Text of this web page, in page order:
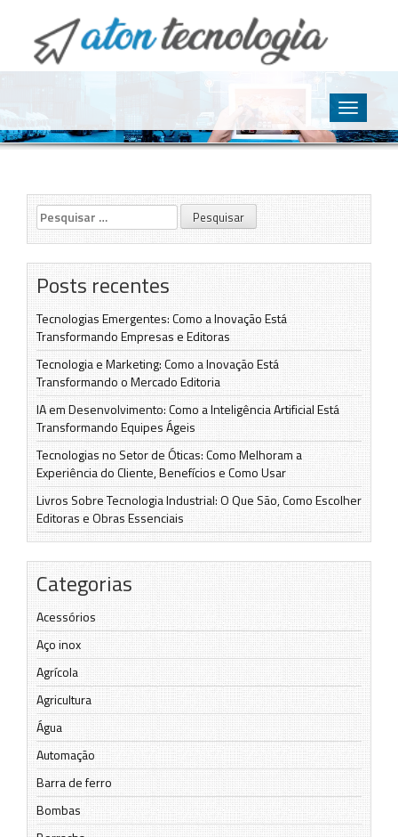
O point da Tecnologia
Toggle
Pesquisar
por:
Posts recentes
Tecnologias Emergentes: Como a Inovação Está
Transformando Empresas e Editoras
Tecnologia e Marketing: Como a Inovação Está
Transformando o Mercado Editoria
IA em Desenvolvimento: Como a Inteligência Artificial Está
Transformando Equipes Ágeis
Tecnologias no Setor de Óticas: Como Melhoram a
Experiência do Cliente, Benefícios e Como Usar
Livros Sobre Tecnologia Industrial: O Que São, Como Escolher
Editoras e Obras Essenciais
Categorias
Acessórios
Aço inox
Agrícola
Agricultura
Água
Automação
Barra de ferro
Bombas